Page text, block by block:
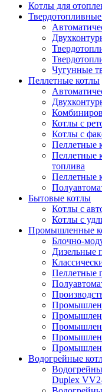
Котлы для
Чугунные
Пеллетные котлы
Котлы с
Котлы с
Пеллетные
Пеллетные
топлива
Пеллетные
Бытовые котлы
Котлы с
Котлы с
Промышленные
Блочно-
Дизельные
Пеллетные
Водогрейные
Duplex